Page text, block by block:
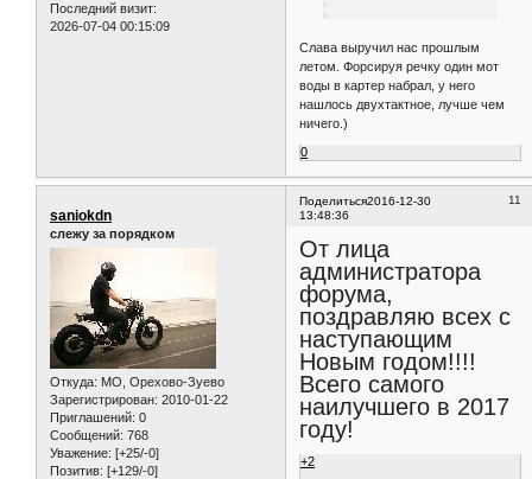
Последний визит:
2026-07-04 00:15:09
Слава выручил нас прошлым
летом. Форсируя речку один мот
воды в картер набрал, у него
нашлось двухтактное, лучше чем
ничего.)
0
Поделиться 11
2016-12-30
13:48:36
saniokdn
слежу за порядком
Откуда: МО, Орехово-Зуево
Зарегистрирован: 2010-01-22
Приглашений: 0
Сообщений: 768
Уважение: [+25/-0]
Позитив: [+129/-0]
От лица
администратора
форума,
поздравляю всех с
наступающим
Новым годом!!!!
Всего самого
наилучшего в 2017
году!
+2